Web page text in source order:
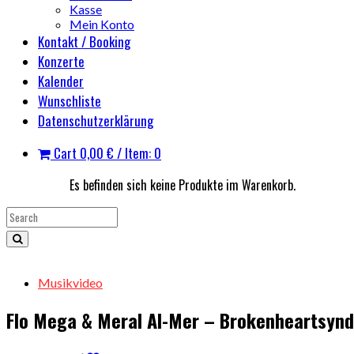
Kasse
Mein Konto
Kontakt / Booking
Konzerte
Kalender
Wunschliste
Datenschutzerklärung
Cart 0,00 € / Item: 0
Es befinden sich keine Produkte im Warenkorb.
Musikvideo
Flo Mega & Meral Al-Mer –